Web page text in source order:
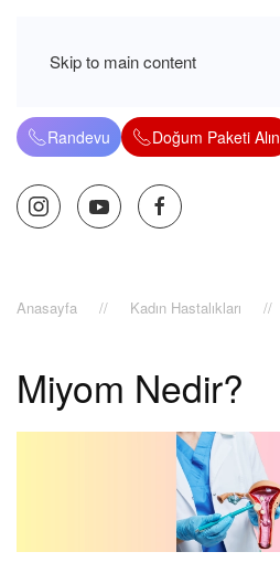
Skip to main content
Randevu Doğum Paketi Alın
Anasayfa Kadın Hastalıkları
Miyom Nedir?